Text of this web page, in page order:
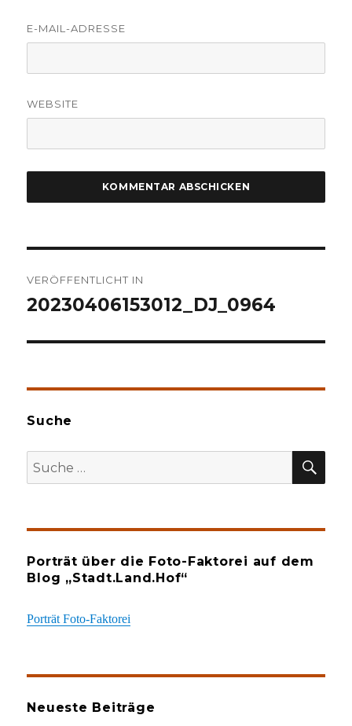
E-MAIL-ADRESSE
WEBSITE
VERÖFFENTLICHT IN
20230406153012_DJ_0964
Suche
Suche
nach:
Porträt über die Foto-Faktorei auf dem
Blog „Stadt.Land.Hof“
Porträt Foto-Faktorei
Neueste Beiträge